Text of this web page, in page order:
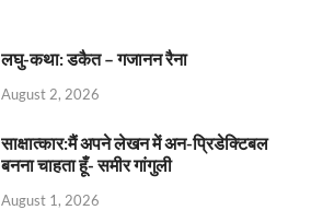
लघु-कथा: डकैत – गजानन रैना
August 2, 2026
साक्षात्कार:मैं अपने लेखन में अन-प्रिडेक्टिबल
बनना चाहता हूँ- समीर गांगुली
August 1, 2026